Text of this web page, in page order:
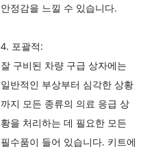
안정감을 느낄 수 있습니다.
4. 포괄적:
잘 구비된 차량 구급 상자에는
일반적인 부상부터 심각한 상황
까지 모든 종류의 의료 응급 상
황을 처리하는 데 필요한 모든
필수품이 들어 있습니다. 키트에